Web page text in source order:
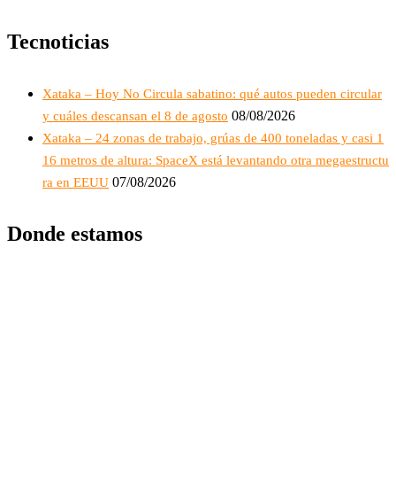
Tecnoticias
Xataka – Hoy No Circula sabatino: qué autos pueden circular
y cuáles descansan el 8 de agosto 08/08/2026
Xataka – 24 zonas de trabajo, grúas de 400 toneladas y casi 1
16 metros de altura: SpaceX está levantando otra megaestructu
ra en EEUU 07/08/2026
Donde estamos